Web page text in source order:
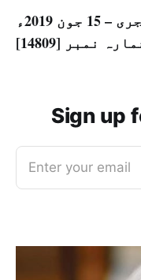
ہفتہ 11 شوال المکرم 1440 ہجری – 15 جون 2019ء
نمبر [14809]
Sign up
Enter your email